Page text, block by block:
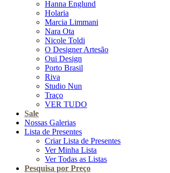
Hanna Englund
Holaria
Marcia Limmani
Nara Ota
Nicole Toldi
O Designer Artesão
Oui Design
Porto Brasil
Riva
Studio Nun
Traço
VER TUDO
Sale
Nossas Galerias
Lista de Presentes
Criar Lista de Presentes
Ver Minha Lista
Ver Todas as Listas
Pesquisa por Preço